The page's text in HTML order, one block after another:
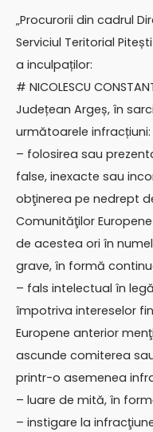
„Procurorii din cadrul
Serviciul Teritorial
a inculpaților:
# NICOLESCU
Județean Argeș, în
următoarele infracțiuni:
– folosirea sau
false, inexacte sau
obţinerea pe nedrept
Comunităţilor
de acestea ori în
grave, în formă
– fals intelectual în
împotriva intereselor
Europene anterior
ascunde comiterea
printr-o asemenea
– luare de mită, în
– instigare la